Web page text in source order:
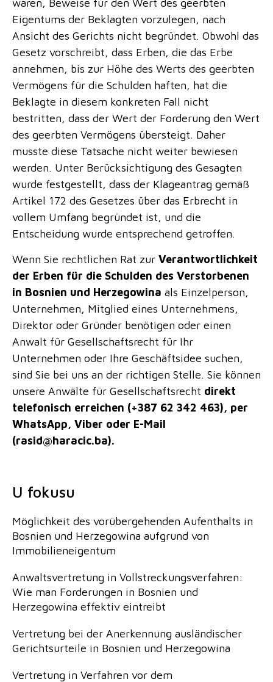
waren, Beweise für den Wert des geerbten
Eigentums der Beklagten vorzulegen, nach
Ansicht des Gerichts nicht begründet. Obwohl das
Gesetz vorschreibt, dass Erben, die das Erbe
annehmen, bis zur Höhe des Werts des geerbten
Vermögens für die Schulden haften, hat die
Beklagte in diesem konkreten Fall nicht
bestritten, dass der Wert der Forderung den Wert
des geerbten Vermögens übersteigt. Daher
musste diese Tatsache nicht weiter bewiesen
werden. Unter Berücksichtigung des Gesagten
wurde festgestellt, dass der Klageantrag gemäß
Artikel 172 des Gesetzes über das Erbrecht in
vollem Umfang begründet ist, und die
Entscheidung wurde entsprechend getroffen.
Wenn Sie rechtlichen Rat zur Verantwortlichkeit
der Erben für die Schulden des Verstorbenen
in Bosnien und Herzegowina als Einzelperson,
Unternehmen, Mitglied eines Unternehmens,
Direktor oder Gründer benötigen oder einen
Anwalt für Gesellschaftsrecht für Ihr
Unternehmen oder Ihre Geschäftsidee suchen,
sind Sie bei uns an der richtigen Stelle. Sie können
unsere Anwälte für Gesellschaftsrecht direkt
telefonisch erreichen (+387 62 342 463), per
WhatsApp, Viber oder E-Mail
(rasid@haracic.ba).
U fokusu
Möglichkeit des vorübergehenden Aufenthalts in
Bosnien und Herzegowina aufgrund von
Immobilieneigentum
Anwaltsvertretung in Vollstreckungsverfahren:
Wie man Forderungen in Bosnien und
Herzegowina effektiv eintreibt
Vertretung bei der Anerkennung ausländischer
Gerichtsurteile in Bosnien und Herzegowina
Vertretung in Verfahren vor dem